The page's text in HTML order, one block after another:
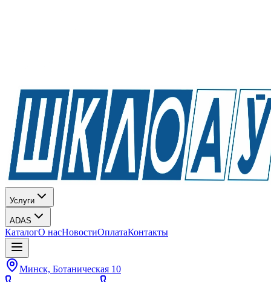
Услуги
ADAS
КаталогО насНовостиОплатаКонтакты
Минск, Ботаническая 10